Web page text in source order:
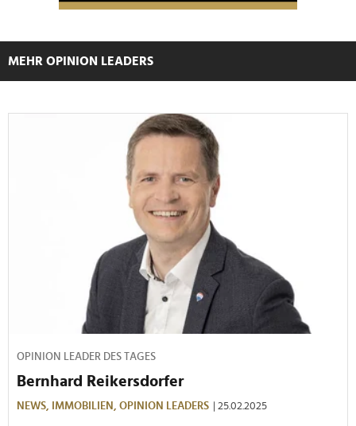
MEHR OPINION LEADERS
OPINION LEADER DES TAGES
Bernhard Reikersdorfer
NEWS, IMMOBILIEN, OPINION LEADERS | 25.02.2025